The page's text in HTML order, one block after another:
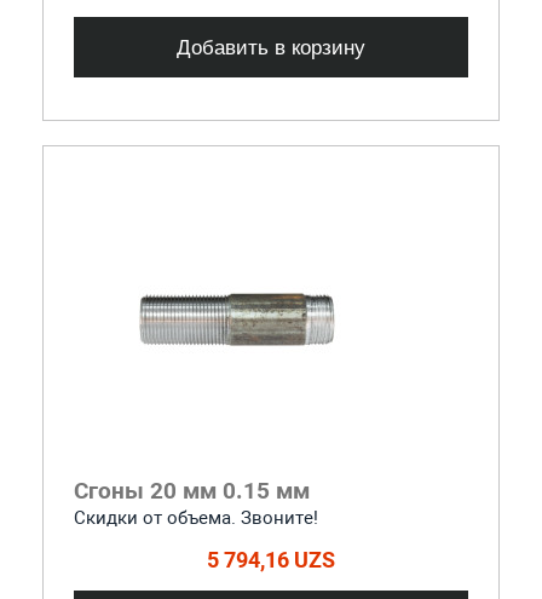
Добавить в корзину
Сгоны 20 мм 0.15 мм
Скидки от объема. Звоните!
5 794,16 UZS